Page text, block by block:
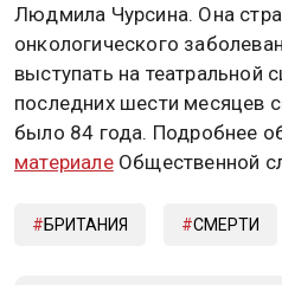
Людмила Чурсина. Она
онкологического
выступать на театральной
последних шести месяцев
было 84 года. Подробнее
материалеОбщественной
БРИТАНИЯ СМЕРТИ